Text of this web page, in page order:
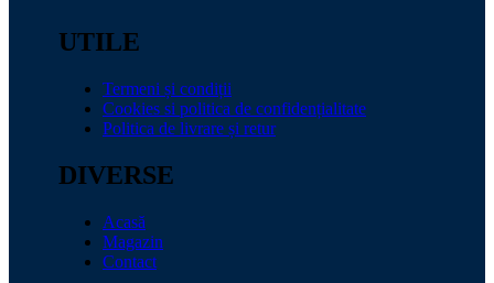
UTILE
Termeni și condiții
Cookies si politica de confidențialitate
Politica de livrare și retur
DIVERSE
Acasă
Magazin
Contact